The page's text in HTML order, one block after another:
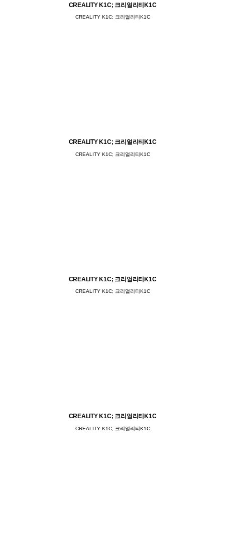
CREALITY K1C; 크리얼리티K1C
CREALITY K1C; 크리얼리티K1C
CREALITY K1C; 크리얼리티K1C
CREALITY K1C; 크리얼리티K1C
CREALITY K1C; 크리얼리티K1C
CREALITY K1C; 크리얼리티K1C
CREALITY K1C; 크리얼리티K1C
CREALITY K1C; 크리얼리티K1C